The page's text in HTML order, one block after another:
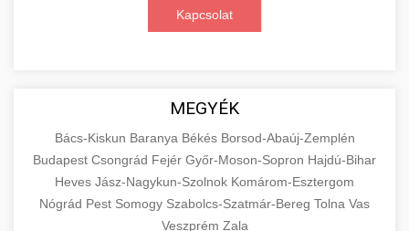
Kapcsolat
MEGYÉK
Bács-Kiskun Baranya Békés Borsod-Abaúj-Zemplén
Budapest Csongrád Fejér Győr-Moson-Sopron Hajdú-Bihar
Heves Jász-Nagykun-Szolnok Komárom-Esztergom
Nógrád Pest Somogy Szabolcs-Szatmár-Bereg Tolna Vas
Veszprém Zala